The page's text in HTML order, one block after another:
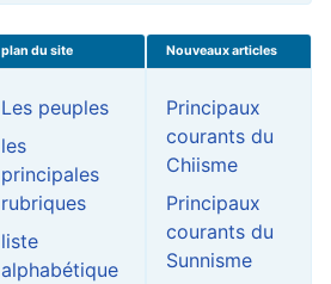
plan du site
Les peuples
les
principales
rubriques
liste
alphabétique
Nouveaux articles
Principaux
courants du
Chiisme
Principaux
courants du
Sunnisme